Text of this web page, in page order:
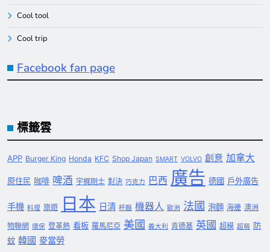
Cool tool
Cool trip
Facebook fan page
標籤雲
APP Burger King Honda KFC Shop Japan SMART VOLVO 創意 加拿大
原住民 咖啡 啤酒 宇梶剛士 對決 巧克力 巴西 廣告 德國 戶外廣告
手機 料理 旅遊 日本 日清 杯麵 機器人 歐洲 法國 泡麵 海邊 澳洲
物聯網 環保 登革熱 看板 羅馬尼亞 美國 義大利 肯德基 英國 超模 超萌 防
蚊 韓國 麥當勞